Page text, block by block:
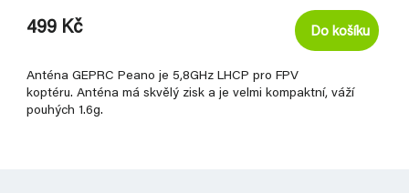
499 Kč Do košíku
Anténa GEPRC Peano je 5,8GHz LHCP pro FPV
koptéru. Anténa má skvělý zisk a je velmi kompaktní, váží
pouhých 1.6g.